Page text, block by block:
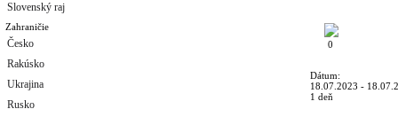
Slovenský raj
Zahraničie
Česko
Rakúsko
Ukrajina
Rusko
0
Dátum:
18.07.2023 -
1 deň